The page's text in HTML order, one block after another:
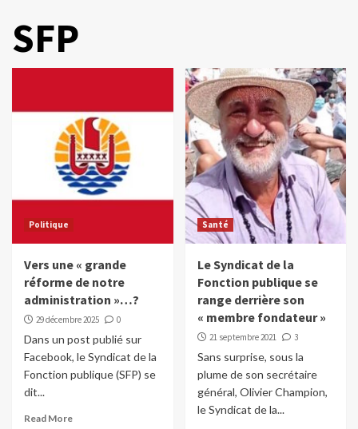
SFP
Politique
Vers une « grande
réforme de notre
administration »…?
29 décembre 2025 0
Dans un post publié sur
Facebook, le Syndicat de la
Fonction publique (SFP) se
dit...
Read More
Santé
Le Syndicat de la
Fonction publique se
range derrière son
« membre fondateur »
21 septembre 2021 3
Sans surprise, sous la
plume de son secrétaire
général, Olivier Champion,
le Syndicat de la...